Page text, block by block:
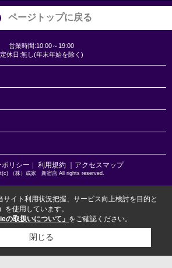
ページトップに戻る
営業時間:10:00～19:00
定休日:無し(年末年始を除く)
リシー ｜ 利用規約 ｜アクセスマップ
（株）成家 新宿店 All rights reserved.
サイト利用状況把握、サービス向上検討を目的と
を使用しています。
の取扱いについて」 をご確認ください。
閉じる